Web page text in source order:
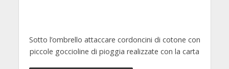
Sotto l’ombrello attaccare cordoncini di cotone con
piccole goccioline di pioggia realizzate con la carta